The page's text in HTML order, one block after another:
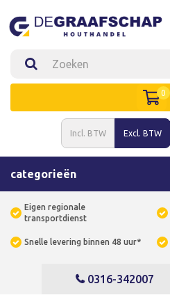
Incl. BTW Excl. BTW
0
categorieën
Eigen regionale
transportdienst
Snelle levering binnen 48 uur*
0316-342007